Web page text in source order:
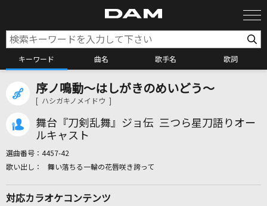
キーワード 曲名 歌手名 歌詞
カラオケ検索
カラオケリクエスト
序ノ鳴動～はしがきのめいどう～
[ ハシガキノメイドウ ]
舞台『刀剣乱舞』ジョ伝 三つら星刀語りオー
ルキャスト
選曲番号： 4457-42
舞い落ちる一輪の花唇咲き誇って
対応カラオケコンテンツ